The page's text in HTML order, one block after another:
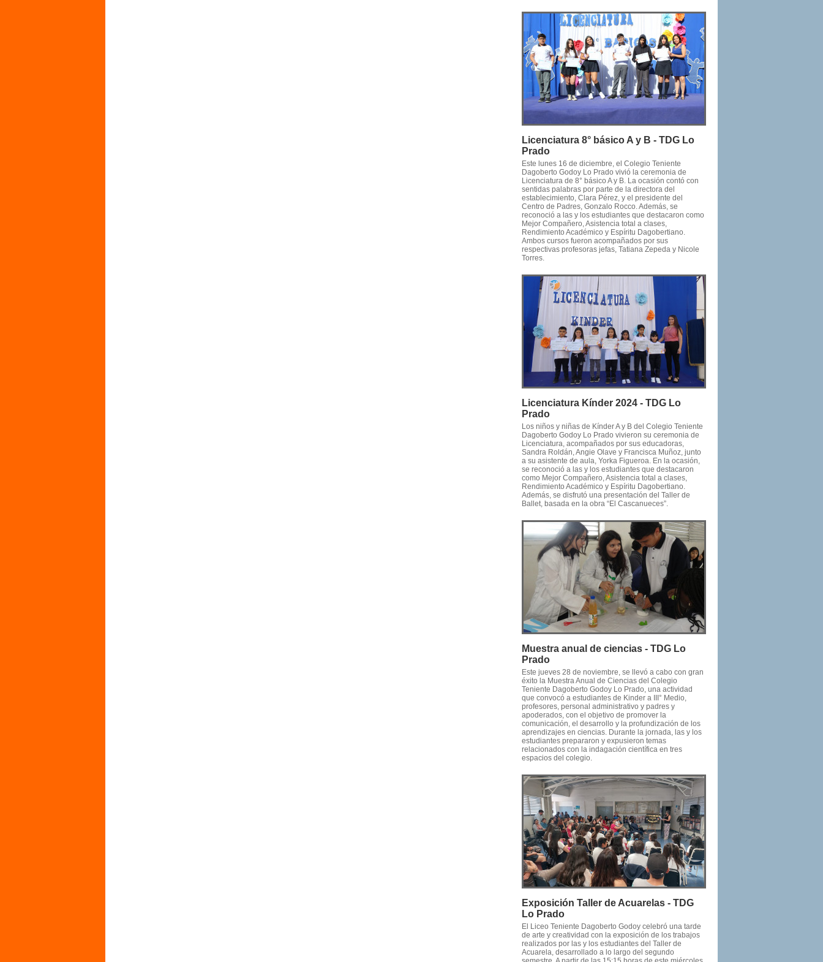
Licenciatura 8° básico A y B - TDG Lo
Prado
Este lunes 16 de diciembre, el Colegio Teniente
Dagoberto Godoy Lo Prado vivió la ceremonia de
Licenciatura de 8° básico A y B. La ocasión contó con
sentidas palabras por parte de la directora del
establecimiento, Clara Pérez, y el presidente del
Centro de Padres, Gonzalo Rocco. Además, se
reconoció a las y los estudiantes que destacaron como
Mejor Compañero, Asistencia total a clases,
Rendimiento Académico y Espíritu Dagobertiano.
Ambos cursos fueron acompañados por sus
respectivas profesoras jefas, Tatiana Zepeda y Nicole
Torres.
Licenciatura Kínder 2024 - TDG Lo
Prado
Los niños y niñas de Kínder A y B del Colegio Teniente
Dagoberto Godoy Lo Prado vivieron su ceremonia de
Licenciatura, acompañados por sus educadoras,
Sandra Roldán, Angie Olave y Francisca Muñoz, junto
a su asistente de aula, Yorka Figueroa. En la ocasión,
se reconoció a las y los estudiantes que destacaron
como Mejor Compañero, Asistencia total a clases,
Rendimiento Académico y Espíritu Dagobertiano.
Además, se disfrutó una presentación del Taller de
Ballet, basada en la obra “El Cascanueces”.
Muestra anual de ciencias - TDG Lo
Prado
Este jueves 28 de noviembre, se llevó a cabo con gran
éxito la Muestra Anual de Ciencias del Colegio
Teniente Dagoberto Godoy Lo Prado, una actividad
que convocó a estudiantes de Kinder a III° Medio,
profesores, personal administrativo y padres y
apoderados, con el objetivo de promover la
comunicación, el desarrollo y la profundización de los
aprendizajes en ciencias. Durante la jornada, las y los
estudiantes prepararon y expusieron temas
relacionados con la indagación científica en tres
espacios del colegio.
Exposición Taller de Acuarelas - TDG
Lo Prado
El Liceo Teniente Dagoberto Godoy celebró una tarde
de arte y creatividad con la exposición de los trabajos
realizados por las y los estudiantes del Taller de
Acuarela, desarrollado a lo largo del segundo